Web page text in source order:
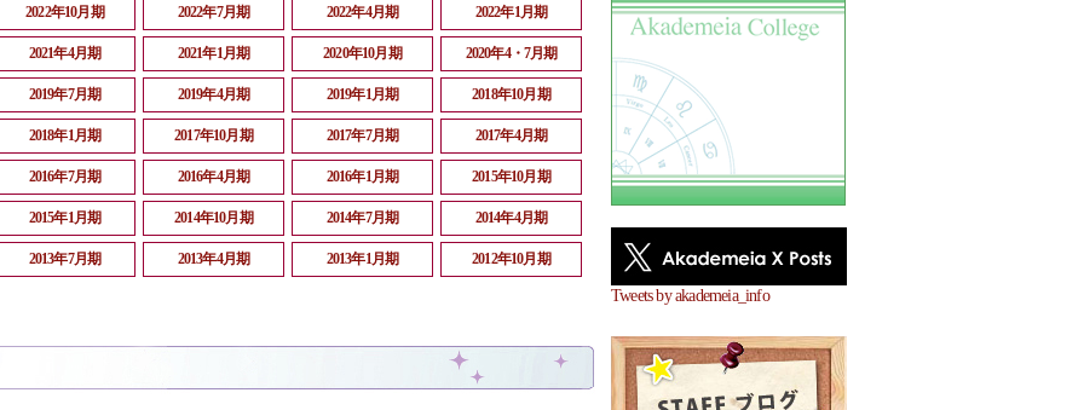
Tweets by akademeia_info
2022年10月期 2022年7月期 2022年4月期 2022年1月期
2021年4月期 2021年1月期 2020年10月期 2020年4・7月期
2019年7月期 2019年4月期 2019年1月期 2018年10月期
2018年1月期 2017年10月期 2017年7月期 2017年4月期
2016年7月期 2016年4月期 2016年1月期 2015年10月期
2015年1月期 2014年10月期 2014年7月期 2014年4月期
2013年7月期 2013年4月期 2013年1月期 2012年10月期